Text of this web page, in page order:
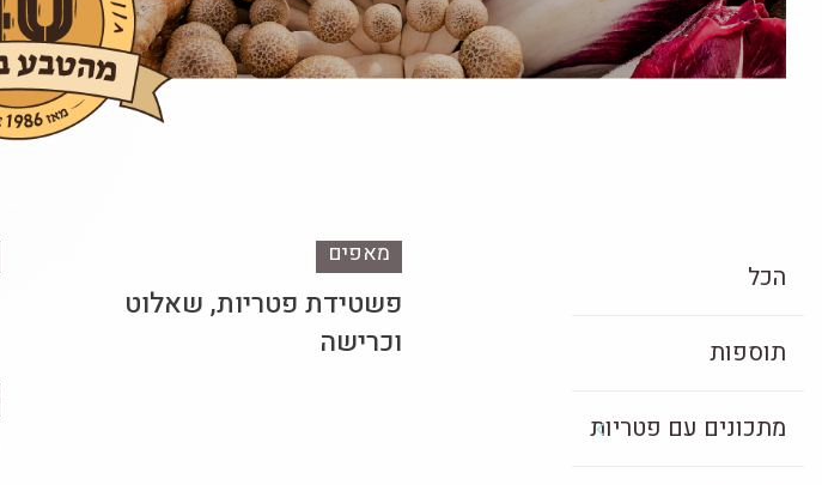
הכל
תוספות
מתכונים עם פטריות
מאפים
פשטידת פטריות, שאלוט
וכרישה